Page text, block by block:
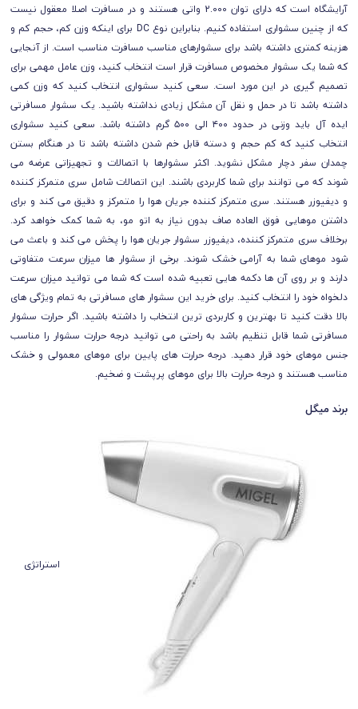
آرایشگاه است که دارای توان 2.000 واتی هستند و در مسافرت اصلا معقول نیست
که از چنین سشواری استفاده کنیم. بنابراین نوع DC برای اینکه وزن کم، حجم کم و
هزینه کمتری داشته باشد برای سشوارهای مناسب مسافرت مناسب است. از آنجایی
که شما یک سشوار مخصوص مسافرت قرار است انتخاب کنید، وزن عامل مهمی برای
تصمیم گیری در این مورد است. سعی کنید سشواری انتخاب کنید که وزن کمی
داشته باشد تا در حمل و نقل آن مشکل زیادی نداشته باشید. یک سشوار مسافرتی
ایده آل باید وزنی در حدود ۴۰۰ الی ۵۰۰ گرم داشته باشد. سعی کنید سشواری
انتخاب کنید که کم حجم و دسته قابل خم شدن داشته باشد تا در هنگام بستن
چمدان سفر دچار مشکل نشوید. اکثر سشوارها با اتصالات و تجهیزاتی عرضه می
شوند که می توانند برای شما کاربردی باشند. این اتصالات شامل سری متمرکز کننده
و دیفیوزر هستند. سری متمرکز کننده جریان هوا را متمرکز و دقیق می کند و برای
داشتن موهایی فوق العاده صاف بدون نیاز به اتو مو، به شما کمک خواهد کرد.
برخلاف سری متمرکز کننده، دیفیوزر سشوار جریان هوا را پخش می کند و باعث می
شود موهای شما به آرامی خشک شوند. برخی از سشوار ها میزان سرعت متفاوتی
دارند و بر روی آن ها دکمه هایی تعبیه شده است که شما می توانید میزان سرعت
دلخواه خود را انتخاب کنید. برای خرید این سشوار های مسافرتی به تمام ویژگی های
بالا دقت کنید تا بهترین و کاربردی ترین انتخاب را داشته باشید. اگر حرارت سشوار
مسافرتی شما قابل تنظیم باشد به راحتی می توانید درجه حرارت سشوار را مناسب
جنس موهای خود قرار دهید. درجه حرارت های پایین برای موهای معمولی و خشک
مناسب هستند و درجه حرارت بالا برای موهای پرپشت و ضخیم.
برند میگل
استراتژی